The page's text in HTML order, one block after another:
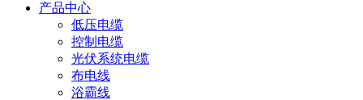
产品中心
低压电缆
控制电缆
光伏系统电缆
布电线
浴霸线